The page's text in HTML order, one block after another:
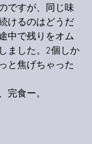
ですが、同じ味
けるのはどうだ
中で残りをオム
ました。2個しか
と焦げちゃった
完食ー。